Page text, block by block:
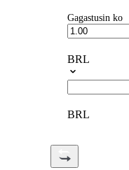
Gagastusin ko
BRL
BRL